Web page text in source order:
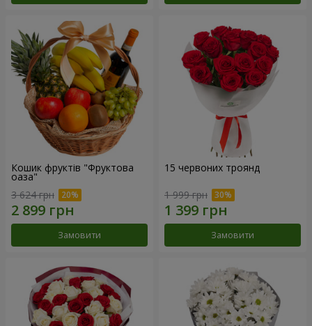
Кошик фруктів "Фруктова
оаза"
3 624 грн
Замовити
15 червоних троянд
1 999 грн
Замовити